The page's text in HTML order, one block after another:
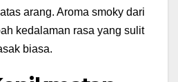
arang. Aroma smoky dari
kedalaman rasa yang sulit
biasa.